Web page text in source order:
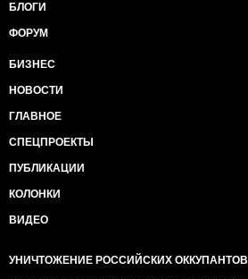
БЛОГИ
ФОРУМ
БИЗНЕС
НОВОСТИ
ГЛАВНОЕ
СПЕЦПРОЕКТЫ
ПУБЛИКАЦИИ
КОЛОНКИ
ВИДЕО
УНИЧТОЖЕНИЕ РОССИЙСКИХ ОККУПАНТОВ